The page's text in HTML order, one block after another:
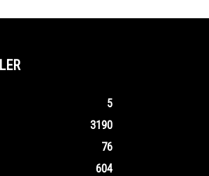
5
3190
76
604